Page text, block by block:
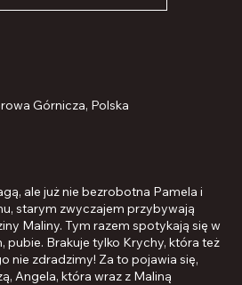
Górnicza, Polska
ale już nie bezrobotna Pamela i
starym zwyczajem przybywają
Maliny. Tym razem spotykają się w
Brakuje tylko Krychy, która też
nie zdradzimy! Za to pojawia się,
Angela, która wraz z Maliną